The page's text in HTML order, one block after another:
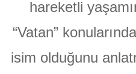
hareketli
“Vatan”
isim olduğunu